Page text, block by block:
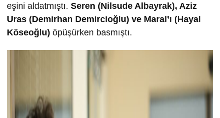
eşini aldatmıştı. Seren (Nilsude Albayrak), Aziz
Uras (Demirhan Demircioğlu) ve Maral’ı (Hayal
Köseoğlu) öpüşürken basmıştı.